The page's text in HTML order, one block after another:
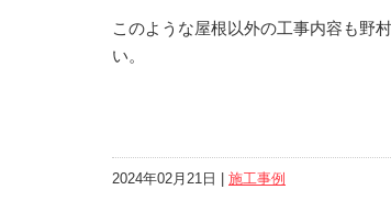
このような屋根以外の工事内容も野
い。
2024年02月21日 | 施工事例